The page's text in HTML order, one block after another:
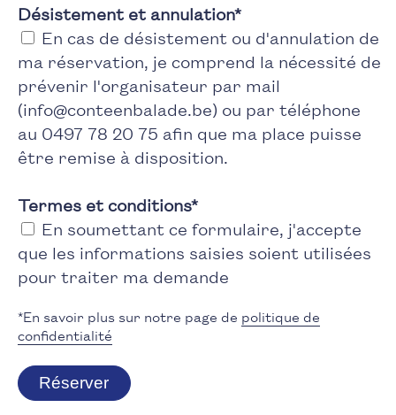
Désistement et annulation*
En cas de désistement ou d'annulation de
ma réservation, je comprend la nécessité de
prévenir l'organisateur par mail
(info@conteenbalade.be) ou par téléphone
au 0497 78 20 75 afin que ma place puisse
être remise à disposition.
Termes et conditions*
En soumettant ce formulaire, j'accepte
que les informations saisies soient utilisées
pour traiter ma demande
*En savoir plus sur notre page de politique de
confidentialité
Réserver